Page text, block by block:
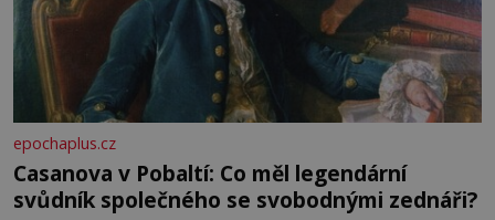
epochaplus.cz
Casanova v Pobaltí: Co měl legendární
svůdník společného se svobodnými zednáři?